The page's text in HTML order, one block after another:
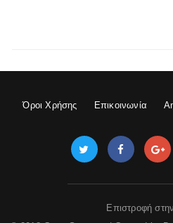
Όροι Χρήσης Επικοινωνία
Επιστροφή